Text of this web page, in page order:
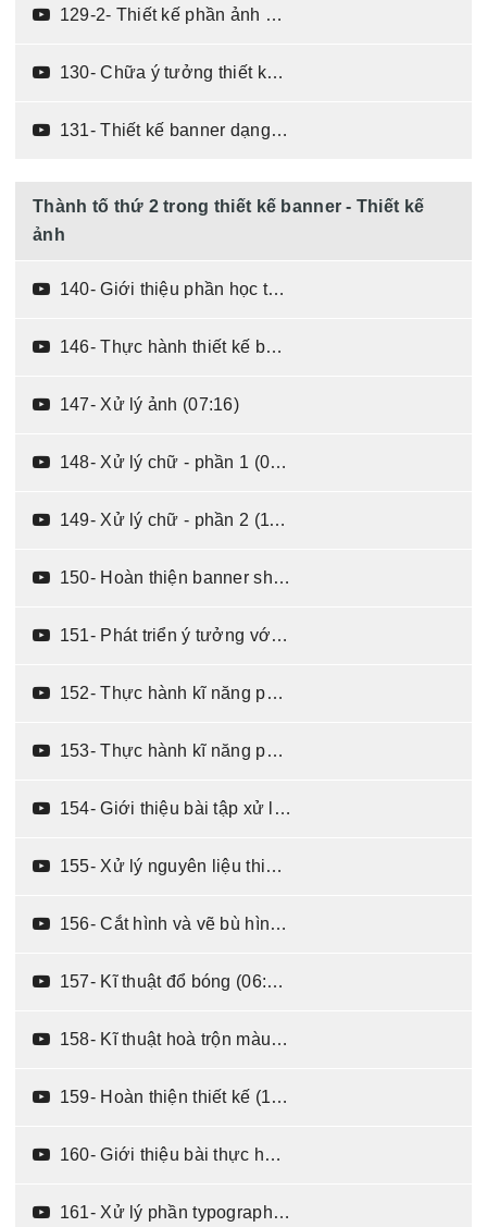
129-2- Thiết kế phần ảnh phương án 2 (10:08)
130- Chữa ý tưởng thiết kế kiểu thứ hai (10:48)
131- Thiết kế banner dạng vuông (03:52)
Thành tố thứ 2 trong thiết kế banner - Thiết kế
ảnh
140- Giới thiệu phần học thiết kế ảnh trong Photoshop (05:48)
146- Thực hành thiết kế banner shop thời trang (09:27)
147- Xử lý ảnh (07:16)
148- Xử lý chữ - phần 1 (04:22)
149- Xử lý chữ - phần 2 (11:24)
150- Hoàn thiện banner shop thời trang (07:26)
151- Phát triển ý tưởng với phương án thiết kế số 2 (09:16)
152- Thực hành kĩ năng phát triển ý tưởng thiết kế (08:12)
153- Thực hành kĩ năng phát triển ý tưởng cho thiết kế quảng cáo - phần 2 (10:25)
154- Giới thiệu bài tập xử lý ảnh quảng cáo và các nguyên liệu thiết kế (05:08)
155- Xử lý nguyên liệu thiết kế và màu (03:43)
156- Cắt hình và vẽ bù hình (11:35)
157- Kĩ thuật đổ bóng (06:24)
158- Kĩ thuật hoà trộn màu (09:09)
159- Hoàn thiện thiết kế (16:14)
160- Giới thiệu bài thực hành thiết kế banner nước cam ép đóng chai (06:04)
161- Xử lý phần typography (04:09)